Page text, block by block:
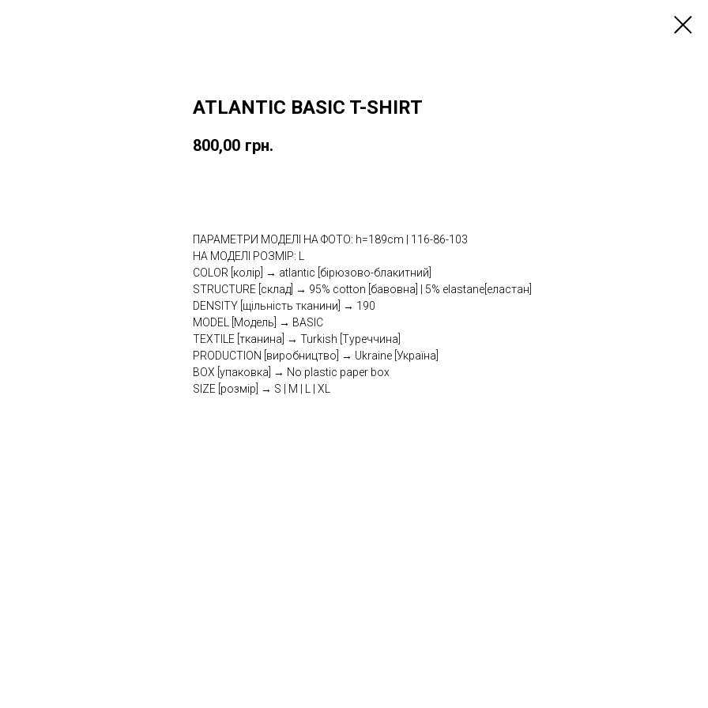
ATLANTIC BASIC T-SHIRT
800,00 грн.
ПАРАМЕТРИ МОДЕЛІ НА ФОТО: h=189cm | 116-86-103
НА МОДЕЛІ РОЗМІР: L
COLOR [колір] → atlantic [бірюзово-блакитний]
STRUCTURE [склад] → 95% cotton [бавовна] | 5% elastane[еластан]
DENSITY [щільність тканини] → 190
MODEL [Модель] → BASIC
TEXTILE [тканина] → Turkish [Туреччина]
PRODUCTION [виробництво] → Ukraine [Україна]
BOX [упаковка] → No plastic paper box
SIZE [розмір] → S | M | L | XL